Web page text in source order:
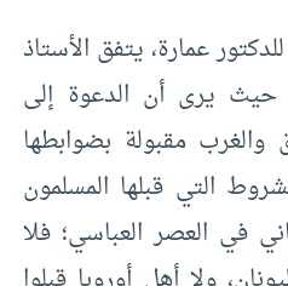
عمارة، يتفق الأستاذ
حيث يرى أن الدعوة إلى
والغرب مقبولة بضوابطها
التي قبلها المسلمون
في العصر العباسي؛ فلا